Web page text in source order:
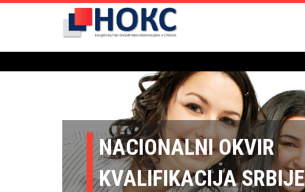
NACIONALNI OKVIR
KVALIFIKACIJA SRBIJE